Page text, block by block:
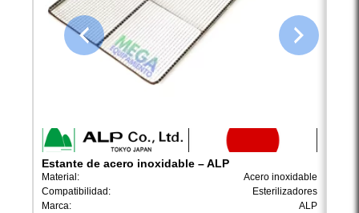
Estante de acero inoxidable – ALP
Material:
Acero inoxidable
Compatibilidad:
Esterilizadores
Marca:
ALP